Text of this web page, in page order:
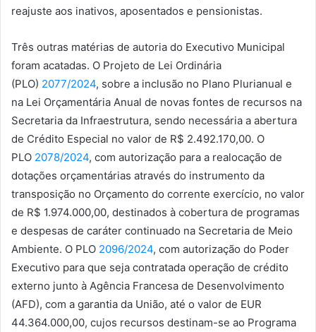
reajuste aos inativos, aposentados e pensionistas.
Três outras matérias de autoria do Executivo Municipal
foram acatadas. O Projeto de Lei Ordinária
(PLO) 2077/2024, sobre a inclusão no Plano Plurianual e
na Lei Orçamentária Anual de novas fontes de recursos na
Secretaria da Infraestrutura, sendo necessária a abertura
de Crédito Especial no valor de R$ 2.492.170,00. O
PLO 2078/2024, com autorização para a realocação de
dotações orçamentárias através do instrumento da
transposição no Orçamento do corrente exercício, no valor
de R$ 1.974.000,00, destinados à cobertura de programas
e despesas de caráter continuado na Secretaria de Meio
Ambiente. O PLO 2096/2024, com autorização do Poder
Executivo para que seja contratada operação de crédito
externo junto à Agência Francesa de Desenvolvimento
(AFD), com a garantia da União, até o valor de EUR
44.364.000,00, cujos recursos destinam-se ao Programa